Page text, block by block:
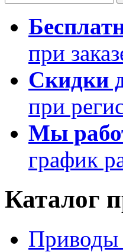
при
Скидки
при
Мы
график
Каталог
Приводы